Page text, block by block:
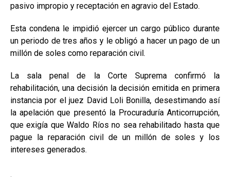
pasivo impropio y receptación en agravio del Estado.
Esta condena le impidió ejercer un cargo público durante
un periodo de tres años y le obligó a hacer un pago de un
millón de soles como reparación civil.
La sala penal de la Corte Suprema confirmó la
rehabilitación, una decisión la decisión emitida en primera
instancia por el juez David Loli Bonilla, desestimando así
la apelación que presentó la Procuraduría Anticorrupción,
que exigía que Waldo Ríos no sea rehabilitado hasta que
pague la reparación civil de un millón de soles y los
intereses generados.